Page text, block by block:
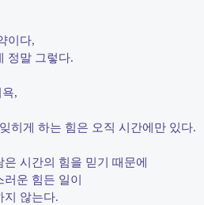
이다,
정말 그렇다.
,
히게 하는 힘은 오직 시간에만 있다.
은 시간의 힘을 믿기 때문에
운 힘든 일이
지 않는다.